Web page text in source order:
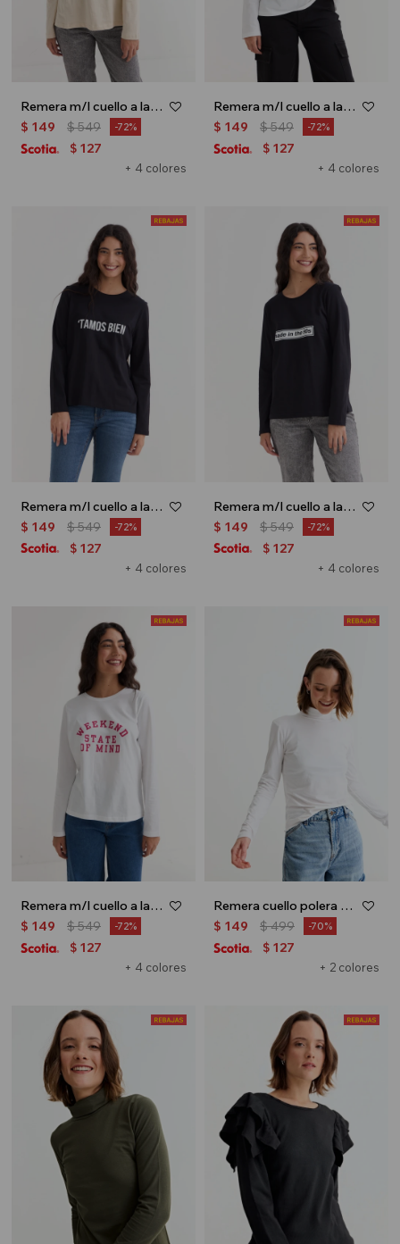
Remera m/l cuello a la base estampada - Rojo
+ 4 colores
$ 149 $549 72
$ 127
Remera m/l cuello a la base estampada - Blanco
+ 4 colores
$ 149 $549 72
$ 127
Remera m/l cuello a la base estampada - Negro
+ 4 colores
$ 149 $549 72
$ 127
Remera m/l cuello a la base estampada - Blanco y negro
+ 4 colores
$ 149 $549 72
$ 127
Remera m/l cuello a la base estampada - Blanco y rojo
+ 4 colores
$ 149 $549 72
$ 127
Remera cuello polera m/l básica - Blanco
+ 2 colores
$ 149 $499 70
$ 127